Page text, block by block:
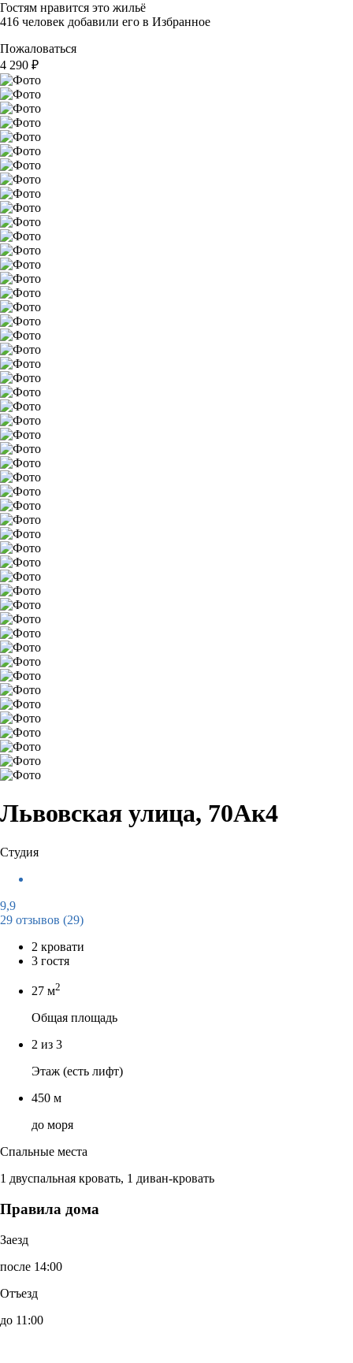
Гостям нравится это жильё
416 человек добавили его в Избранное
Пожаловаться
4 290 ₽
Львовская улица, 70Ак4
Студия
9,9
29 отзывов (29)
2 кровати
3 гостя
27 м2
Общая площадь
2 из 3
Этаж (есть лифт)
450 м
до моря
Спальные места
1 двуспальная кровать, 1 диван-кровать
Правила дома
Заезд
после 14:00
Отъезд
до 11:00